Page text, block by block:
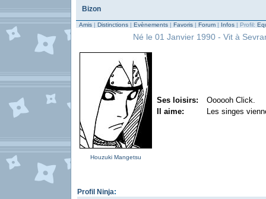
Bizon
Amis | Distinctions | Evènements | Favoris | Forum | Infos | Profil:
Né le 01 Janvier 1990 - Vit à
Houzuki Mangetsu
Ses loisirs:
Oooooh Click.
Il aime:
Les singes
Profil Ninja: